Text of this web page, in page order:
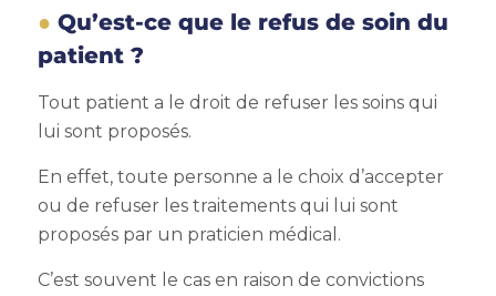
Qu’est-ce que le refus de soin du
patient ?
Tout patient a le droit de refuser les soins qui
lui sont proposés.
En effet, toute personne a le choix d’accepter
ou de refuser les traitements qui lui sont
proposés par un praticien médical.
C’est souvent le cas en raison de convictions